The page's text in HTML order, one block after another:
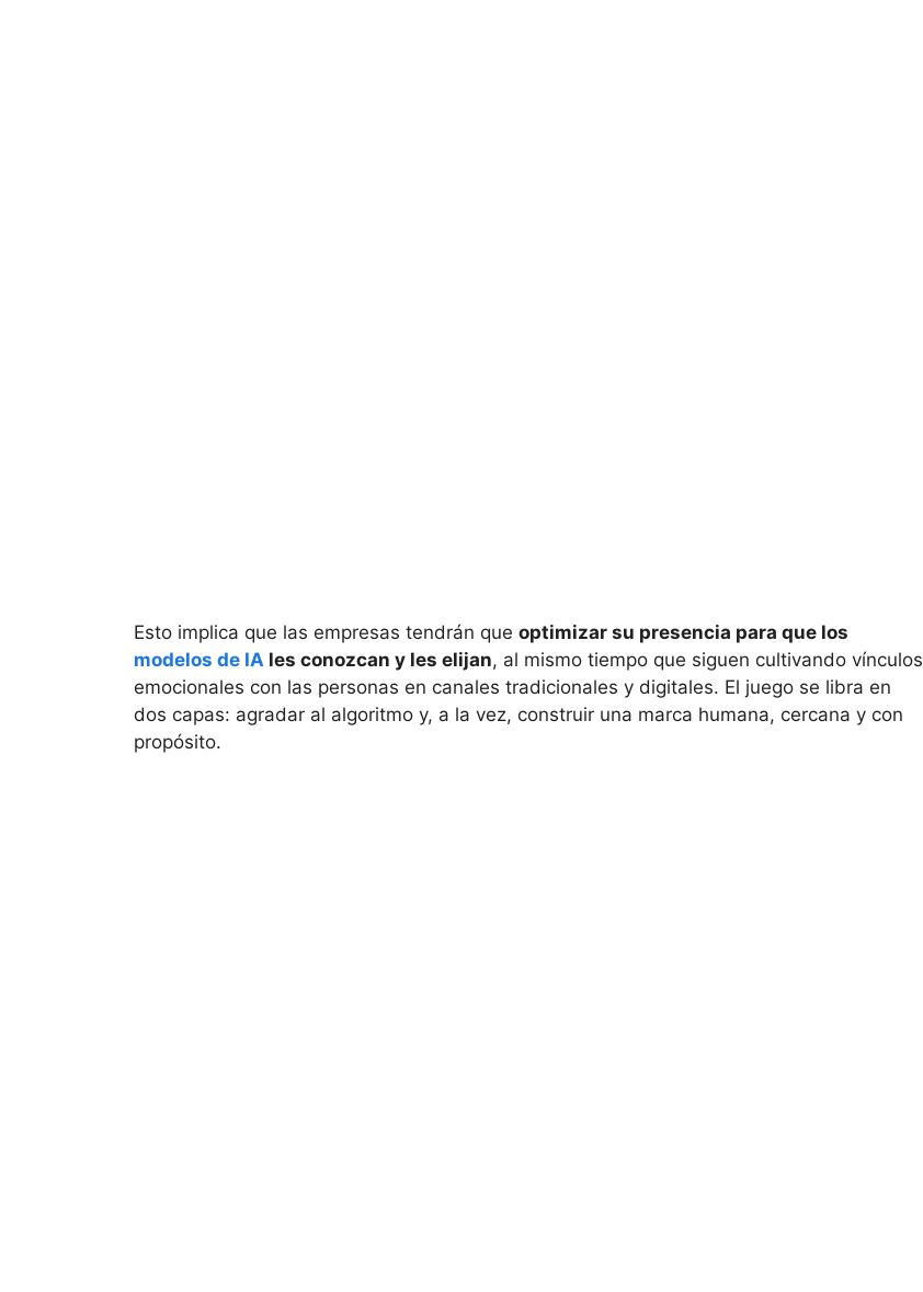
Esto implica que las empresas tendrán que optimizar su presencia para que los
modelos de IA les conozcan y les elijan, al mismo tiempo que siguen cultivando vínculos
emocionales con las personas en canales tradicionales y digitales. El juego se libra en
dos capas: agradar al algoritmo y, a la vez, construir una marca humana, cercana y con
propósito.